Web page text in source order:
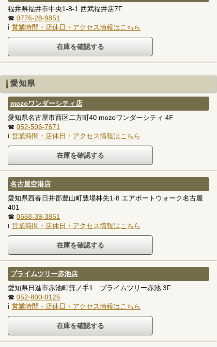
福井県福井市中央1-8-1 西武福井店7F
☎ 0776-28-9851
ℹ 営業時間・店休日・アクセス情報はこちら
愛知県
mozoワンダーシティ店
愛知県名古屋市西区二方町40 mozoワンダーシティ 4F
☎ 052-506-7671
ℹ 営業時間・店休日・アクセス情報はこちら
名古屋空港店
愛知県西春日井郡豊山町豊場林先1-8 エアポートウォーク名古屋
401
☎ 0568-39-3851
ℹ 営業時間・店休日・アクセス情報はこちら
プライムツリー赤池店
愛知県日進市赤池町箕ノ手1 プライムツリー赤池 3F
☎ 052-800-0125
ℹ 営業時間・店休日・アクセス情報はこちら